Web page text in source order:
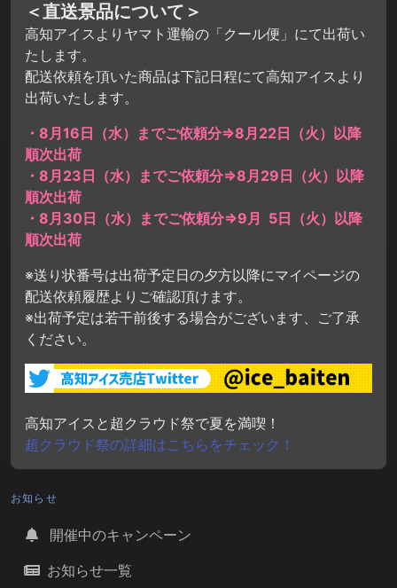
＜直送景品について＞
高知アイスよりヤマト運輸の「クール便」にて出荷い
たします。
配送依頼を頂いた商品は下記日程にて高知アイスより
出荷いたします。
・8月16日（水）までご依頼分⇒8月22日（火）以降
順次出荷
・8月23日（水）までご依頼分⇒8月29日（火）以降
順次出荷
・8月30日（水）までご依頼分⇒9月 5日（火）以降
順次出荷
※送り状番号は出荷予定日の夕方以降にマイページの
配送依頼履歴よりご確認頂けます。
※出荷予定は若干前後する場合がございます、ご了承
ください。
高知アイスと超クラウド祭で夏を満喫！
超クラウド祭の詳細はこちらをチェック！
お知らせ
開催中のキャンペーン
お知らせ一覧